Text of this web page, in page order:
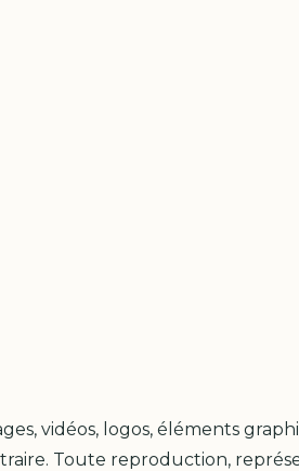
vidéos, logos, éléments
Toute reproduction,